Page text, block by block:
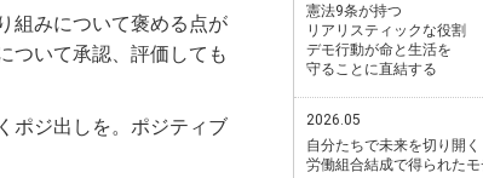
組みについて褒める点が
ついて承認、評価しても
ポジ出しを。ポジティブ
憲法9条が持つ
リアリスティックな役割
デモ行動が命と生活を
守ることに直結する
2026.05
自分たちで未来を切り開く
労働組合結成で得られた